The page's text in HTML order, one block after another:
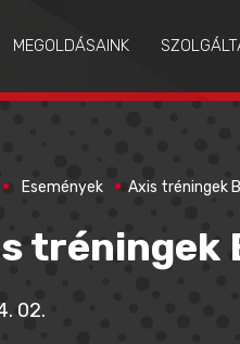
MEGOLDÁSAINK
Események Axis tréningek
tréningek
02.